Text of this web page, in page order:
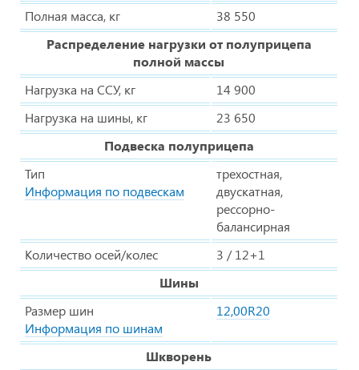
Полная масса, кг
38 550
Распределение нагрузки от полуприцепа
полной массы
Нагрузка на ССУ, кг
14 900
Нагрузка на шины, кг
23 650
Подвеска полуприцепа
Тип
Информация по подвескам
трехостная,
двускатная,
рессорно-
балансирная
Количество осей/колес
3 / 12+1
Шины
Размер шин
Информация по шинам
12,00R20
Шкворень